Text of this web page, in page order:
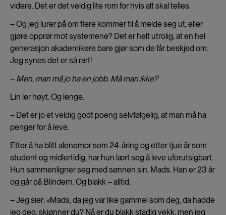
videre. Det er det veldig lite rom for hvis alt skal telles.
– Og jeg lurer på om flere kommer til å melde seg ut, eller
gjøre opprør mot systemene? Det er helt utrolig, at en hel
generasjon akademikere bare gjør som de får beskjed om.
Jeg synes det er så rart!
– Men, man må jo ha en jobb. Må man ikke?
Lin ler høyt. Og lenge.
– Det er jo et veldig godt poeng selvfølgelig, at man må ha
penger for å leve.
Etter å ha blitt alenemor som 24-åring og etter tjue år som
student og midlertidig, har hun lært seg å leve uforutsigbart.
Hun sammenligner seg med sønnen sin, Mads. Han er 23 år
og går på Blindern. Og blakk – alltid.
– Jeg sier: «Mads, da jeg var like gammel som deg, da hadde
jeg deg, skjønner du? Nå er du blakk stadig vekk, men jeg